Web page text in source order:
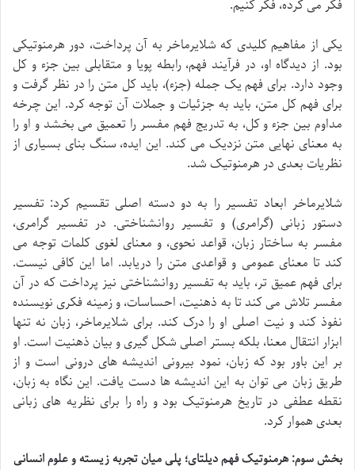
فکر می کرده، فکر کنیم.
یکی از مفاهیم کلیدی که شلایرماخر به آن پرداخت، دور هرمنوتیکی
بود. از دیدگاه او، در فرآیند فهم، رابطه پویا و متقابلی بین جزء و کل
وجود دارد. برای فهم یک جمله (جزء)، باید کل متن را در نظر گرفت و
برای فهم کل متن، باید به جزئیات و جملات آن توجه کرد. این چرخه
مداوم بین جزء و کل، به تدریج فهم مفسر را تعمیق می بخشد و او را
به معنای نهایی متن نزدیک می کند. این ایده، سنگ بنای بسیاری از
نظریات بعدی در هرمنوتیک شد.
شلایرماخر ابعاد تفسیر را به دو دسته اصلی تقسیم کرد: تفسیر
دستور زبانی (گرامری) و تفسیر روانشناختی. در تفسیر گرامری،
مفسر به ساختار زبان، قواعد نحوی، و معنای لغوی کلمات توجه می
کند تا معنای عمومی و قواعدی متن را دریابد. اما این کافی نیست.
برای فهم عمیق تر، باید به تفسیر روانشناختی نیز پرداخت که در آن
مفسر تلاش می کند تا به ذهنیت، احساسات، و زمینه فکری نویسنده
نفوذ کند و نیت اصلی او را درک کند. برای شلایرماخر، زبان نه تنها
ابزار انتقال معنا، بلکه بستر اصلی شکل گیری و بیان ذهنیت است. او
بر این باور بود که زبان، نمود بیرونی اندیشه های درونی است و از
طریق زبان می توان به این اندیشه ها دست یافت. این نگاه به زبان،
نقطه عطفی در تاریخ هرمنوتیک بود و راه را برای نظریه های زبانی
بعدی هموار کرد.
بخش سوم: هرمنوتیک فهم دیلتای؛ پلی میان تجربه زیسته و علوم انسانی